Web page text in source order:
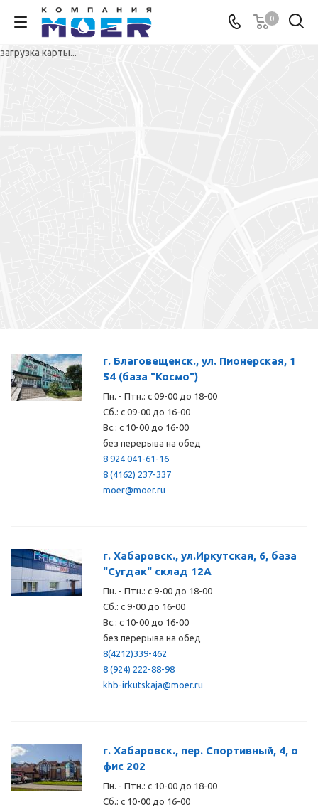
0
загрузка карты...
г. Благовещенск., ул. Пионерская, 1
54 (база "Космо")
Пн. - Птн.: с 09-00 до 18-00
Сб.: с 09-00 до 16-00
Вс.: с 10-00 до 16-00
без перерыва на обед
8 924 041-61-16
8 (4162) 237-337
moer@moer.ru
г. Хабаровск., ул.Иркутская, 6, база
"Сугдак" склад 12А
Пн. - Птн.: с 9-00 до 18-00
Сб.: с 9-00 до 16-00
Вс.: с 10-00 до 16-00
без перерыва на обед
8(4212)339-462
8 (924) 222-88-98
khb-irkutskaja@moer.ru
г. Хабаровск., пер. Спортивный, 4, о
фис 202
Пн. - Птн.: с 10-00 до 18-00
Сб.: с 10-00 до 16-00